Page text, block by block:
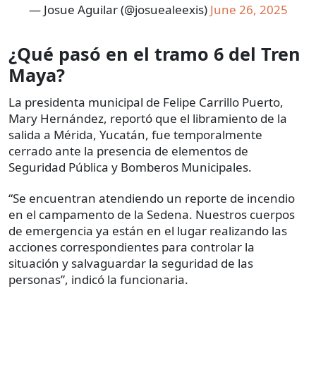
— Josue Aguilar (@josuealeexis) June 26, 2025
¿Qué pasó en el tramo 6 del Tren
Maya?
La presidenta municipal de Felipe Carrillo Puerto,
Mary Hernández, reportó que el libramiento de la
salida a Mérida, Yucatán, fue temporalmente
cerrado ante la presencia de elementos de
Seguridad Pública y Bomberos Municipales.
“Se encuentran atendiendo un reporte de incendio
en el campamento de la Sedena. Nuestros cuerpos
de emergencia ya están en el lugar realizando las
acciones correspondientes para controlar la
situación y salvaguardar la seguridad de las
personas”, indicó la funcionaria.